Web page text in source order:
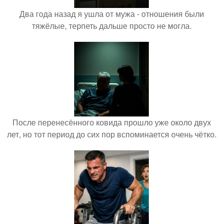
Два года назад я ушла от мужа - отношения были
тяжёлые, терпеть дальше просто не могла.
После перенесённого ковида прошло уже около двух
лет, но тот период до сих пор вспоминается очень чётко.